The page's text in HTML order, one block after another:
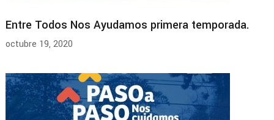
Entre Todos Nos Ayudamos primera temporada.
octubre 19, 2020